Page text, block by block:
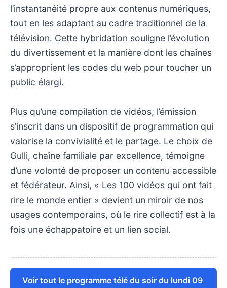
l’instantanéité propre aux contenus numériques,
tout en les adaptant au cadre traditionnel de la
télévision. Cette hybridation souligne l’évolution
du divertissement et la manière dont les chaînes
s’approprient les codes du web pour toucher un
public élargi.
Plus qu’une compilation de vidéos, l’émission
s’inscrit dans un dispositif de programmation qui
valorise la convivialité et le partage. Le choix de
Gulli, chaîne familiale par excellence, témoigne
d’une volonté de proposer un contenu accessible
et fédérateur. Ainsi, « Les 100 vidéos qui ont fait
rire le monde entier » devient un miroir de nos
usages contemporains, où le rire collectif est à la
fois une échappatoire et un lien social.
Voir tout le programme télé du soir du lundi 09